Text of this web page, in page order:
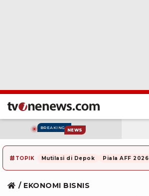
BREAKING NEWS
# TOPIK Mutilasi di Depok Piala AFF 2026
EKONOMI BISNIS